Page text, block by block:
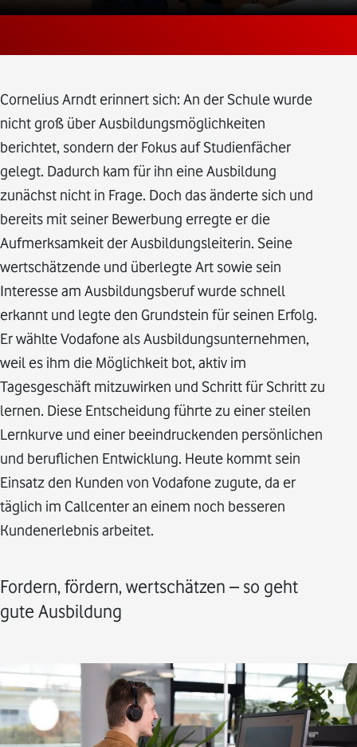
Cornelius Arndt erinnert sich: An der Schule wurde
nicht groß über Ausbildungsmöglichkeiten
berichtet, sondern der Fokus auf Studienfächer
gelegt. Dadurch kam für ihn eine Ausbildung
zunächst nicht in Frage. Doch das änderte sich und
bereits mit seiner Bewerbung erregte er die
Aufmerksamkeit der Ausbildungsleiterin. Seine
wertschätzende und überlegte Art sowie sein
Interesse am Ausbildungsberuf wurde schnell
erkannt und legte den Grundstein für seinen Erfolg.
Er wählte Vodafone als Ausbildungsunternehmen,
weil es ihm die Möglichkeit bot, aktiv im
Tagesgeschäft mitzuwirken und Schritt für Schritt zu
lernen. Diese Entscheidung führte zu einer steilen
Lernkurve und einer beeindruckenden persönlichen
und beruflichen Entwicklung. Heute kommt sein
Einsatz den Kunden von Vodafone zugute, da er
täglich im Callcenter an einem noch besseren
Kundenerlebnis arbeitet.
Fordern, fördern, wertschätzen – so geht
gute Ausbildung